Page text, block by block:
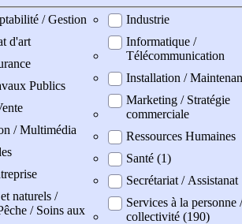
/ Gestion
d'art
Publics
/ Multimédia
naturels /
/ Soins aux
Industrie
Informatique /
Télécommunication
Installation /
Marketing / Stratégie
commerciale
Ressources Humaines
Santé (1)
Secrétariat / Assistanat
Services à la personne
collectivité (190)